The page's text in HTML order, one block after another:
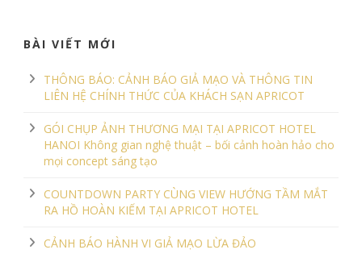
BÀI VIẾT MỚI
THÔNG BÁO: CẢNH BÁO GIẢ MẠO VÀ THÔNG TIN
LIÊN HỆ CHÍNH THỨC CỦA KHÁCH SẠN APRICOT
GÓI CHỤP ẢNH THƯƠNG MẠI TẠI APRICOT HOTEL
HANOI Không gian nghệ thuật – bối cảnh hoàn hảo cho
mọi concept sáng tạo
COUNTDOWN PARTY CÙNG VIEW HƯỚNG TẦM MẮT
RA HỒ HOÀN KIẾM TẠI APRICOT HOTEL
CẢNH BÁO HÀNH VI GIẢ MẠO LỪA ĐẢO